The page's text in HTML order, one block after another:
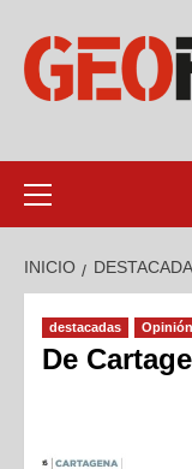
INICIO
destacadas Opinión
De